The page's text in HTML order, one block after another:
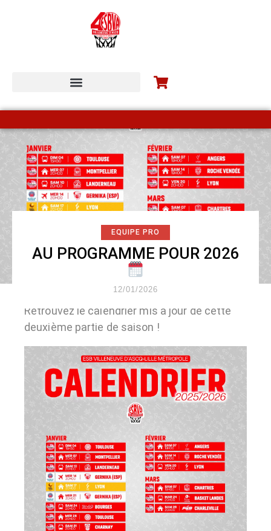
EQUIPE PRO
AU PROGRAMME POUR 2026
12/01/2026
Retrouvez le calendrier mis à jour de cette
deuxième partie de saison !